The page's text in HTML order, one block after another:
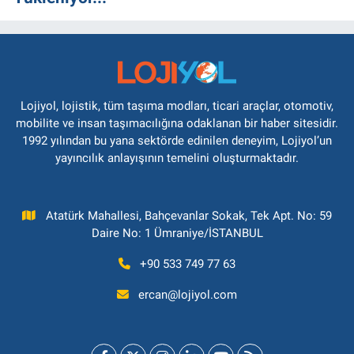
Lojiyol, lojistik, tüm taşıma modları, ticari araçlar, otomotiv,
mobilite ve insan taşımacılığına odaklanan bir haber sitesidir.
1992 yılından bu yana sektörde edinilen deneyim, Lojiyol’un
yayıncılık anlayışının temelini oluşturmaktadır.
Atatürk Mahallesi, Bahçevanlar Sokak, Tek Apt. No: 59
Daire No: 1 Ümraniye/İSTANBUL
+90 533 749 77 63
ercan@lojiyol.com